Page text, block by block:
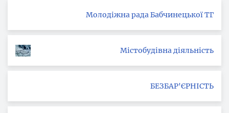
Молодіжна рада Бабчинецької ТГ
Містобудівна діяльність
БЕЗБАР'ЄРНІСТЬ